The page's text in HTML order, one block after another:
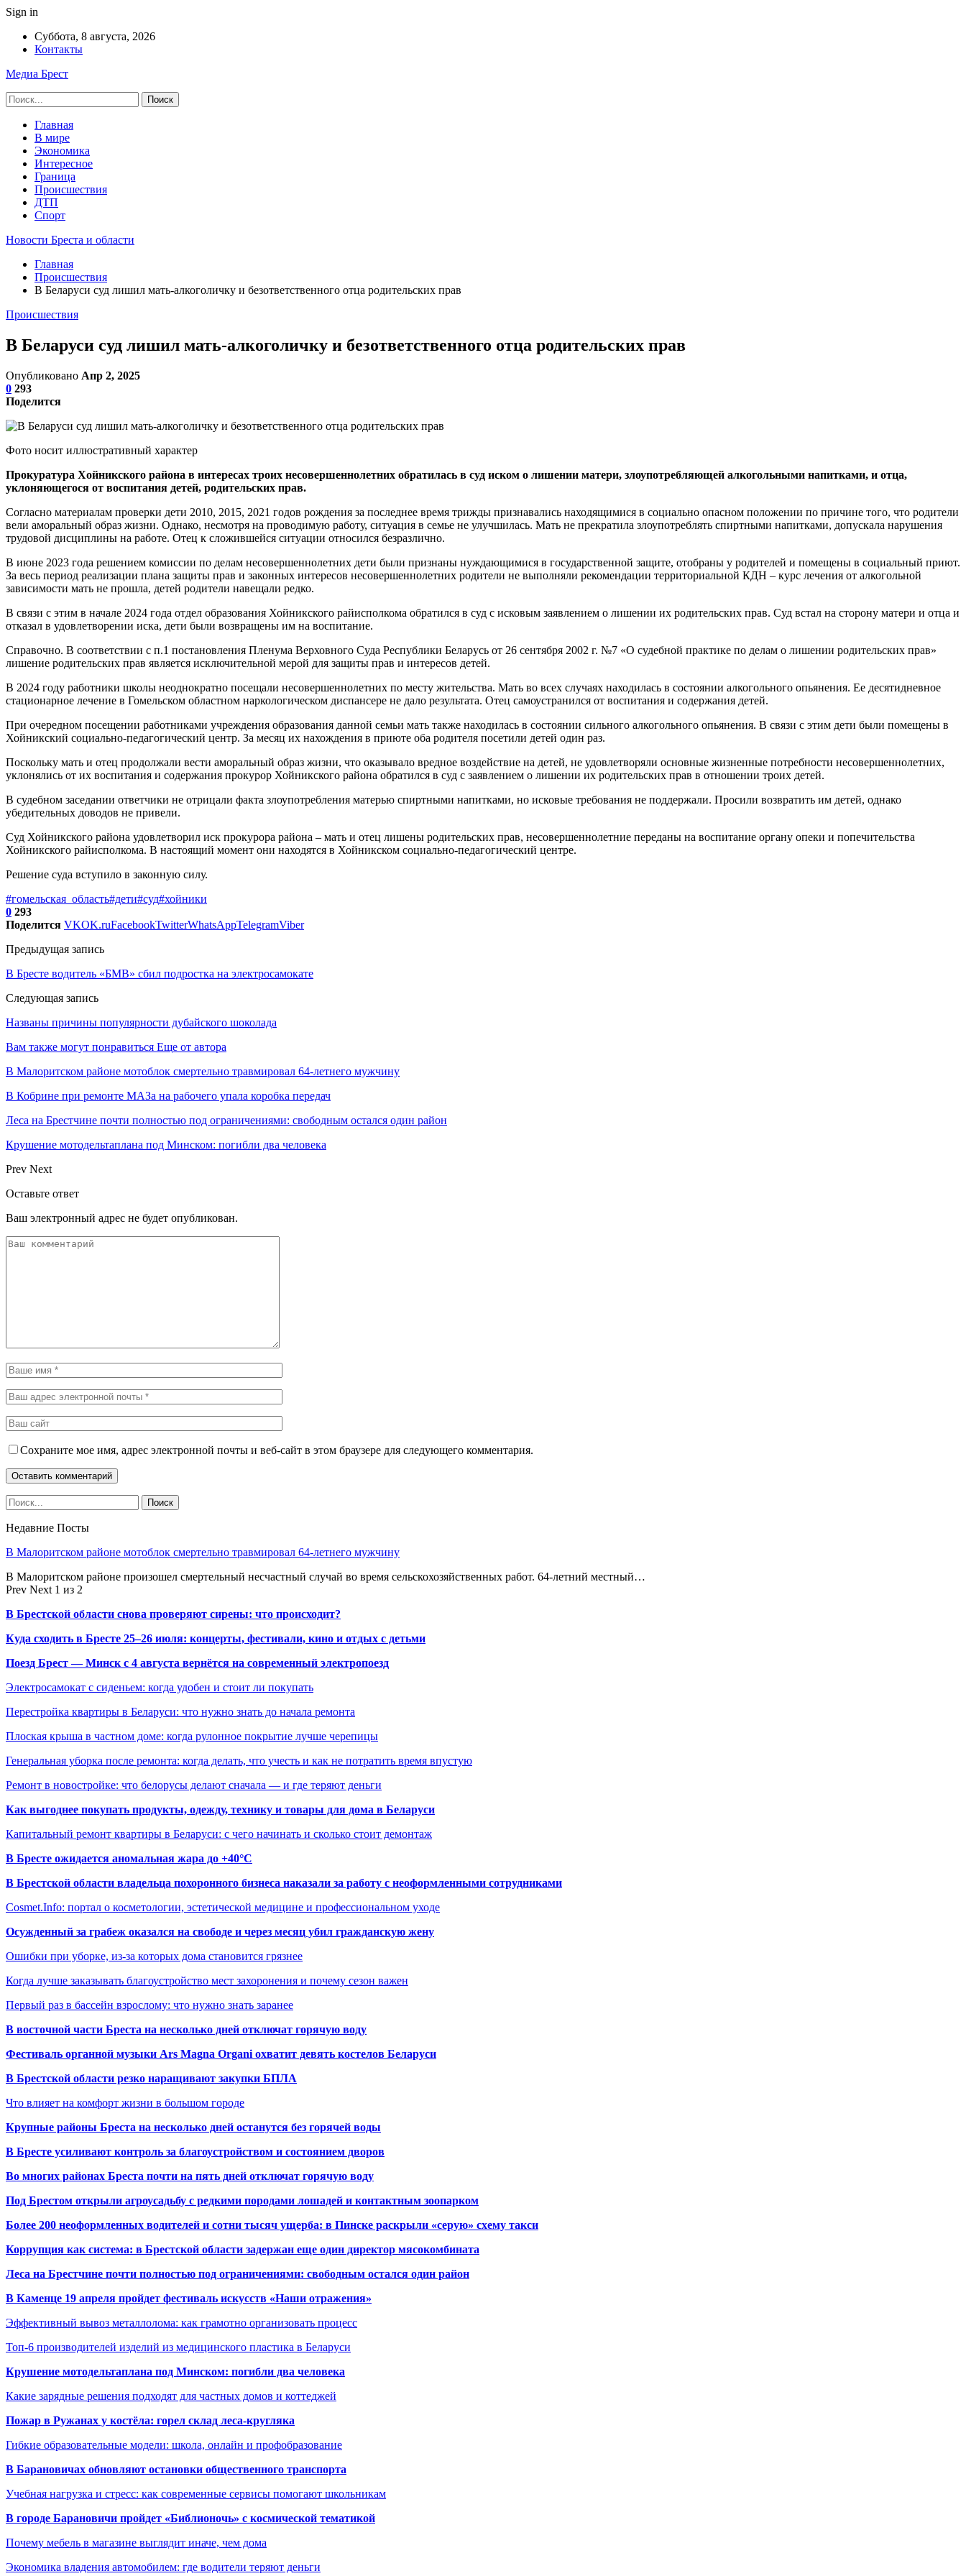
Sign in
Суббота, 8 августа, 2026
Контакты
Медиа Брест
Главная
В мире
Экономика
Интересное
Граница
Происшествия
ДТП
Спорт
Новости Бреста и области
Главная
Происшествия
В Беларуси суд лишил мать-алкоголичку и безответственного отца родительских прав
Происшествия
В Беларуси суд лишил мать-алкоголичку и безответственного отца родительских прав
Опубликовано Апр 2, 2025
0 293
Поделится
Фото носит иллюстративный характер
Прокуратура Хойникского района в интересах троих несовершеннолетних обратилась в суд иском о лишении матери, злоупотребляющей алкогольными напитками, и отца,
уклоняющегося от воспитания детей, родительских прав.
Согласно материалам проверки дети 2010, 2015, 2021 годов рождения за последнее время трижды признавались находящимися в социально опасном положении по причине того, что родители
вели аморальный образ жизни. Однако, несмотря на проводимую работу, ситуация в семье не улучшилась. Мать не прекратила злоупотреблять спиртными напитками, допускала нарушения
трудовой дисциплины на работе. Отец к сложившейся ситуации относился безразлично.
В июне 2023 года решением комиссии по делам несовершеннолетних дети были признаны нуждающимися в государственной защите, отобраны у родителей и помещены в социальный приют.
За весь период реализации плана защиты прав и законных интересов несовершеннолетних родители не выполняли рекомендации территориальной КДН – курс лечения от алкогольной
зависимости мать не прошла, детей родители навещали редко.
В связи с этим в начале 2024 года отдел образования Хойникского райисполкома обратился в суд с исковым заявлением о лишении их родительских прав. Суд встал на сторону матери и отца и
отказал в удовлетворении иска, дети были возвращены им на воспитание.
Справочно. В соответствии с п.1 постановления Пленума Верховного Суда Республики Беларусь от 26 сентября 2002 г. №7 «О судебной практике по делам о лишении родительских прав»
лишение родительских прав является исключительной мерой для защиты прав и интересов детей.
В 2024 году работники школы неоднократно посещали несовершеннолетних по месту жительства. Мать во всех случаях находилась в состоянии алкогольного опьянения. Ее десятидневное
стационарное лечение в Гомельском областном наркологическом диспансере не дало результата. Отец самоустранился от воспитания и содержания детей.
При очередном посещении работниками учреждения образования данной семьи мать также находилась в состоянии сильного алкогольного опьянения. В связи с этим дети были помещены в
Хойникский социально-педагогический центр. За месяц их нахождения в приюте оба родителя посетили детей один раз.
Поскольку мать и отец продолжали вести аморальный образ жизни, что оказывало вредное воздействие на детей, не удовлетворяли основные жизненные потребности несовершеннолетних,
уклонялись от их воспитания и содержания прокурор Хойникского района обратился в суд с заявлением о лишении их родительских прав в отношении троих детей.
В судебном заседании ответчики не отрицали факта злоупотребления матерью спиртными напитками, но исковые требования не поддержали. Просили возвратить им детей, однако
убедительных доводов не привели.
Суд Хойникского района удовлетворил иск прокурора района – мать и отец лишены родительских прав, несовершеннолетние переданы на воспитание органу опеки и попечительства
Хойникского райисполкома. В настоящий момент они находятся в Хойникском социально-педагогический центре.
Решение суда вступило в законную силу.
#гомельская_область#дети#суд#хойники
0 293
Поделится VKOK.ruFacebookTwitterWhatsAppTelegramViber
Предыдущая запись
В Бресте водитель «БМВ» сбил подростка на электросамокате
Следующая запись
Названы причины популярности дубайского шоколада
Вам также могут понравиться Еще от автора
В Малоритском районе мотоблок смертельно травмировал 64-летнего мужчину
В Кобрине при ремонте МАЗа на рабочего упала коробка передач
Леса на Брестчине почти полностью под ограничениями: свободным остался один район
Крушение мотодельтаплана под Минском: погибли два человека
Prev Next
Оставьте ответ
Ваш электронный адрес не будет опубликован.
Сохраните мое имя, адрес электронной почты и веб-сайт в этом браузере для следующего комментария.
Недавние Посты
В Малоритском районе мотоблок смертельно травмировал 64-летнего мужчину
В Малоритском районе произошел смертельный несчастный случай во время сельскохозяйственных работ. 64-летний местный…
Prev Next 1 из 2
В Брестской области снова проверяют сирены: что происходит?
Куда сходить в Бресте 25–26 июля: концерты, фестивали, кино и отдых с детьми
Поезд Брест — Минск с 4 августа вернётся на современный электропоезд
Электросамокат с сиденьем: когда удобен и стоит ли покупать
Перестройка квартиры в Беларуси: что нужно знать до начала ремонта
Плоская крыша в частном доме: когда рулонное покрытие лучше черепицы
Генеральная уборка после ремонта: когда делать, что учесть и как не потратить время впустую
Ремонт в новостройке: что белорусы делают сначала — и где теряют деньги
Как выгоднее покупать продукты, одежду, технику и товары для дома в Беларуси
Капитальный ремонт квартиры в Беларуси: с чего начинать и сколько стоит демонтаж
В Бресте ожидается аномальная жара до +40°C
В Брестской области владельца похоронного бизнеса наказали за работу с неоформленными сотрудниками
Cosmet.Info: портал о косметологии, эстетической медицине и профессиональном уходе
Осужденный за грабеж оказался на свободе и через месяц убил гражданскую жену
Ошибки при уборке, из-за которых дома становится грязнее
Когда лучше заказывать благоустройство мест захоронения и почему сезон важен
Первый раз в бассейн взрослому: что нужно знать заранее
В восточной части Бреста на несколько дней отключат горячую воду
Фестиваль органной музыки Ars Magna Organi охватит девять костелов Беларуси
В Брестской области резко наращивают закупки БПЛА
Что влияет на комфорт жизни в большом городе
Крупные районы Бреста на несколько дней останутся без горячей воды
В Бресте усиливают контроль за благоустройством и состоянием дворов
Во многих районах Бреста почти на пять дней отключат горячую воду
Под Брестом открыли агроусадьбу с редкими породами лошадей и контактным зоопарком
Более 200 неоформленных водителей и сотни тысяч ущерба: в Пинске раскрыли «серую» схему такси
Коррупция как система: в Брестской области задержан еще один директор мясокомбината
Леса на Брестчине почти полностью под ограничениями: свободным остался один район
В Каменце 19 апреля пройдет фестиваль искусств «Наши отражения»
Эффективный вывоз металлолома: как грамотно организовать процесс
Топ-6 производителей изделий из медицинского пластика в Беларуси
Крушение мотодельтаплана под Минском: погибли два человека
Какие зарядные решения подходят для частных домов и коттеджей
Пожар в Ружанах у костёла: горел склад леса-кругляка
Гибкие образовательные модели: школа, онлайн и профобразование
В Барановичах обновляют остановки общественного транспорта
Учебная нагрузка и стресс: как современные сервисы помогают школьникам
В городе Барановичи пройдет «Библионочь» с космической тематикой
Почему мебель в магазине выглядит иначе, чем дома
Экономика владения автомобилем: где водители теряют деньги